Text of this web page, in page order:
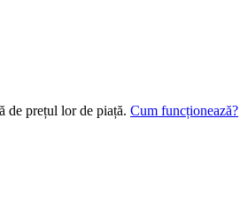
de prețul lor de piață. Cum funcționează?